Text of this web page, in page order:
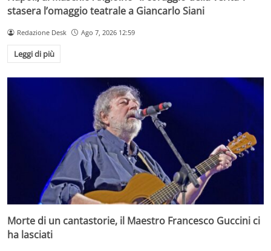
stasera l’omaggio teatrale a Giancarlo Siani
Redazione Desk Ago 7, 2026 12:59
Leggi di più
Morte di un cantastorie, il Maestro Francesco Guccini ci
ha lasciati